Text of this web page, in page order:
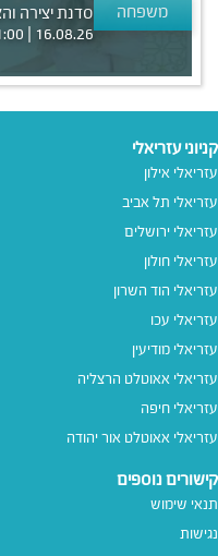
משפחה
סדנת יצירה
16.08.26 | 11:00 - 12:30
קניוני עזריאלי
עזריאלי אילון
עזריאלי תל אביב
עזריאלי ירושלים
עזריאלי חולון
עזריאלי הוד השרון
עזריאלי עכו
עזריאלי מודיעין
עזריאלי אאוטלט הרצליה
עזריאלי חיפה
עזריאלי אאוטלט אור יהודה
קישורים נוספים
תנאי שימוש
נגישות